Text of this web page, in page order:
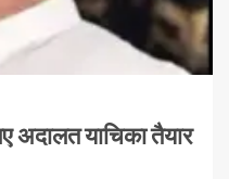
अदालत याचिका तैयार